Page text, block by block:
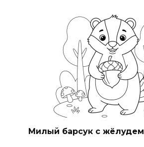
Милый барсук с жёлудем